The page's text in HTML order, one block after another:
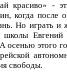
красиво» -
когда
Но играть и
школы
осенью этого
свободы.